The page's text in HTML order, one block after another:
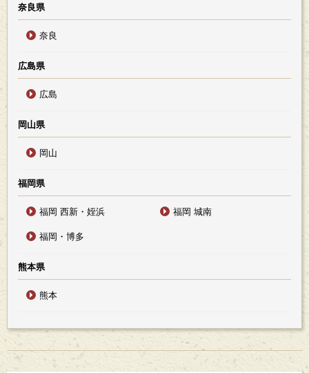
奈良県
奈良
広島県
広島
岡山県
岡山
福岡県
福岡 西新・姪浜 福岡 城南
福岡・博多
熊本県
熊本